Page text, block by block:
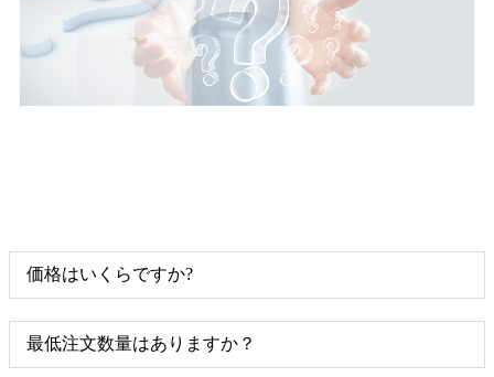
価格はいくらですか?
最低注文数量はありますか？